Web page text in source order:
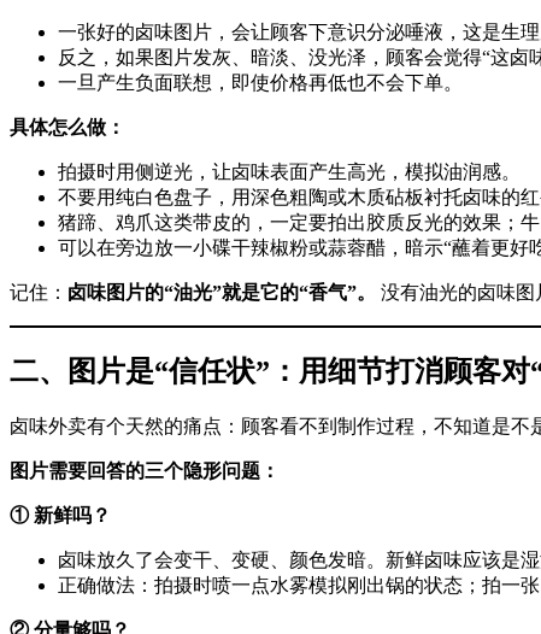
一张好的卤味图片，会让顾客下意识分泌唾液，这是生理
反之，如果图片发灰、暗淡、没光泽，顾客会觉得“这卤
一旦产生负面联想，即使价格再低也不会下单。
具体怎么做：
拍摄时用侧逆光，让卤味表面产生高光，模拟油润感。
不要用纯白色盘子，用深色粗陶或木质砧板衬托卤味的红
猪蹄、鸡爪这类带皮的，一定要拍出胶质反光的效果；
可以在旁边放一小碟干辣椒粉或蒜蓉醋，暗示“蘸着更好吃
记住： 卤味图片的“油光”就是它的“香气”。 没有油光的卤味
二、图片是“信任状”：用细节打消顾客对
卤味外卖有个天然的痛点：顾客看不到制作过程，不知道是
图片需要回答的三个隐形问题：
① 新鲜吗？
卤味放久了会变干、变硬、颜色发暗。新鲜卤味应该是
正确做法：拍摄时喷一点水雾模拟刚出锅的状态；拍一